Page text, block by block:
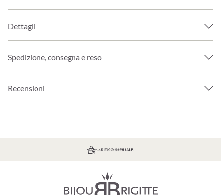
Dettagli
Spedizione, consegna e reso
Recensioni
SPEDIZIONE GRATUITA A PARTIRE DA 39€